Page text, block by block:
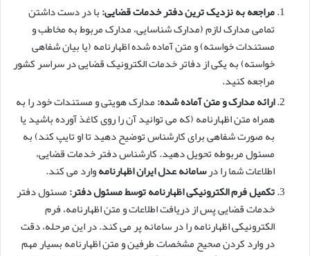
مراجعه به نزدیک ترین دفتر خدمات قضایی:با در دست داشتن
تمامی مدارک لازم (مدارک شناسایی، مدارک مربوط به مخاطب و
مستندات خواسته) و متن آماده شده اظهارنامه (یا بیان شفاهی
خواسته) به یکی از دفاتر خدمات الکترونیک قضایی در سراسر کشور
مراجعه کنید.
ارائه مدارک و متن آماده شده:مدارک هویتی و مستندات خود را به
همراه متن اظهارنامه (که می توانید آن را روی کاغذ آورده باشید یا
به صورت شفاهی برای کارشناس توضیح دهید تا او تایپ کند) به
مسئول مربوطه تحویل دهید. کارشناس دفتر خدمات قضایی،
اطلاعات شما را درسامانه عدل ایران اظهارنامهوارد می کند.
تکمیل فرم الکترونیکی اظهارنامه توسط مسئول دفتر:مسئول دفتر
خدمات قضایی پس از دریافت اطلاعات و متن اظهارنامه، فرم
الکترونیکی اظهارنامه را در سامانه پر می کند. در این مرحله، دقت
در وارد کردن صحیح مشخصات طرفین و متن اظهارنامه بسیار مهم